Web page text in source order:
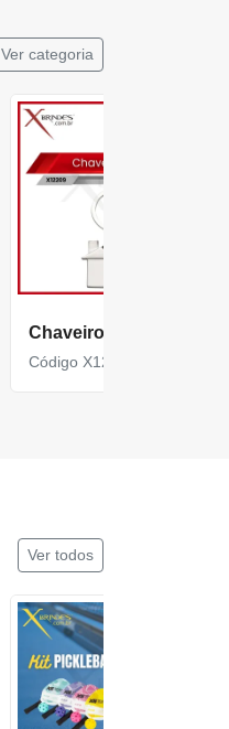
Ver categoria
Código X12209
Ver todos